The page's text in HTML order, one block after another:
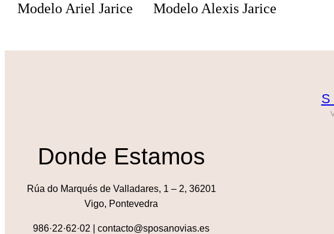
Modelo Ariel Jarice Modelo Alexis Jarice
Donde Estamos
Rúa do Marqués de Valladares, 1 – 2, 36201
Vigo, Pontevedra
986·22·62·02 | contacto@sposanovias.es